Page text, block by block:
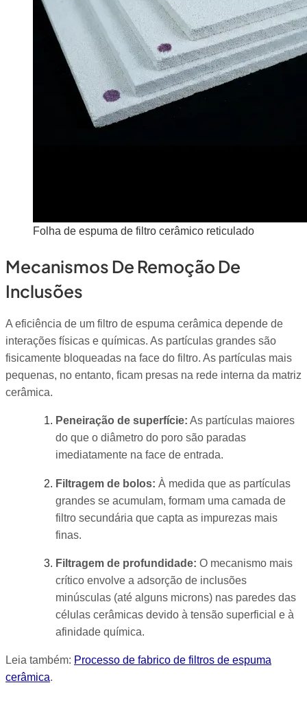
Folha de espuma de filtro cerâmico reticulado
Mecanismos De Remoção De
Inclusões
A eficiência de um filtro de espuma cerâmica depende de
interações físicas e químicas. As partículas grandes são
fisicamente bloqueadas na face do filtro. As partículas mais
pequenas, no entanto, ficam presas na rede interna da matriz
cerâmica.
Peneiração de superfície: As partículas maiores
do que o diâmetro do poro são paradas
imediatamente na face de entrada.
Filtragem de bolos: À medida que as partículas
grandes se acumulam, formam uma camada de
filtro secundária que capta as impurezas mais
finas.
Filtragem de profundidade: O mecanismo mais
crítico envolve a adsorção de inclusões
minúsculas (até alguns microns) nas paredes das
células cerâmicas devido à tensão superficial e à
afinidade química.
Leia também: Processo de fabrico de filtros de espuma
cerâmica.